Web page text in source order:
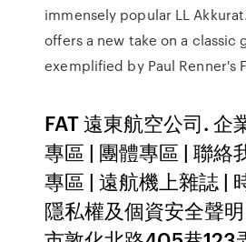
immensely popular LL
offers a new take on a classic
exemplified by Paul Renner's
FAT 遠東航空公司. 企
專區 | 團體專區 | 聯絡
專區 | 遠航機上雜誌 |
隱私權及個資安全聲